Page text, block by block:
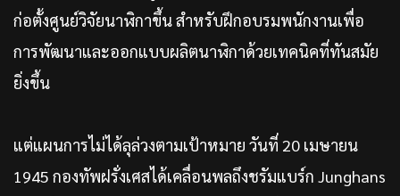
ก่อตั้งศูนย์วิจัยนาฬิกาขึ้น สำหรับฝึกอบรมพนักงานเพื่อ
การพัฒนาและออกแบบผลิตนาฬิกาด้วยเทคนิคที่ทันสมัย
ยิ่งขึ้น
แต่แผนการไม่ได้ลุล่วงตามเป้าหมาย วันที่ 20 เมษายน
1945 กองทัพฝรั่งเศสได้เคลื่อนพลถึงชรัมแบร์ก Junghans